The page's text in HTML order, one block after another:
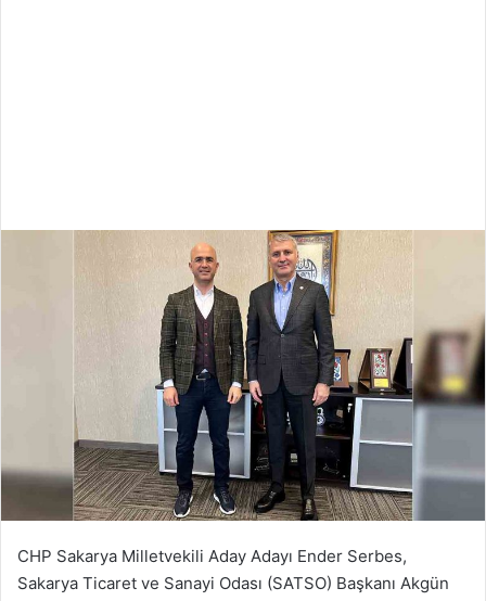
CHP Sakarya Milletvekili Aday Adayı Ender Serbes,
Sakarya Ticaret ve Sanayi Odası (SATSO) Başkanı Akgün